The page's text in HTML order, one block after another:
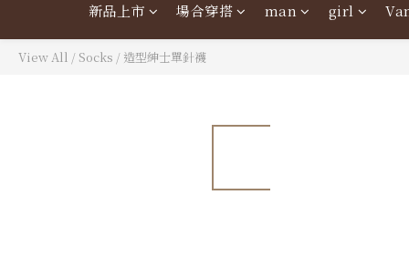
新品上市 場合穿搭 man girl
View All / Socks / 造型紳士單針襪